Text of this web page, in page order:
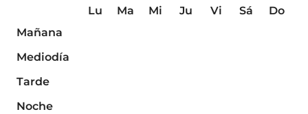
Lu Ma Mi Ju Vi Sá
Do
Mañana
Mediodía
Tarde
Noche